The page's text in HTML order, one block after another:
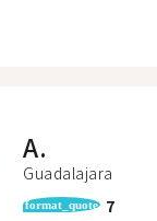
A.
Guadalajara
format_quote 7